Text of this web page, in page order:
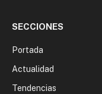
SECCIONES
Portada
Actualidad
Tendencias